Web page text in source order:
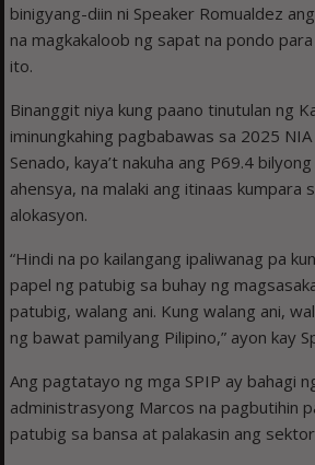
binigyang-diin ni Speaker Romualdez
na magkakaloob ng sapat na pondo
ito.
Binanggit niya kung paano tinutulan ng
iminungkahing pagbabawas sa 2025
Senado, kaya’t nakuha ang P69.4
ahensya, na malaki ang itinaas kumpara
alokasyon.
“Hindi na po kailangang ipaliwanag pa
papel ng patubig sa buhay ng
patubig, walang ani. Kung walang ani,
ng bawat pamilyang Pilipino,” ayon kay
Ang pagtatayo ng mga SPIP ay bahagi
administrasyong Marcos na pagbutihin
patubig sa bansa at palakasin ang